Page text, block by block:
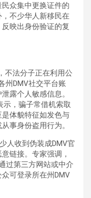
众集中更换证件的
不少华人新移民在
映出身份验证的复
不法分子正在利用公
州DMV社交平台账
露个人敏感信息。
示，骗子常借机索取
体貌特征如发色与
事身份盗用行为。
人收到伪装成DMV官
链接。专家强调，
过第三方网站或中介
可登录所在州DMV